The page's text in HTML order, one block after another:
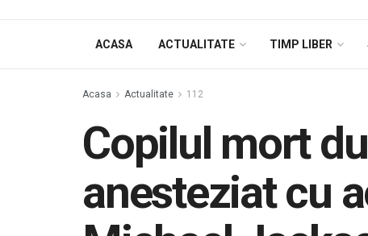
ACASA ACTUALITATE TIMP LIBER
Acasa Actualitate 112
Copilul mort
anesteziat cu